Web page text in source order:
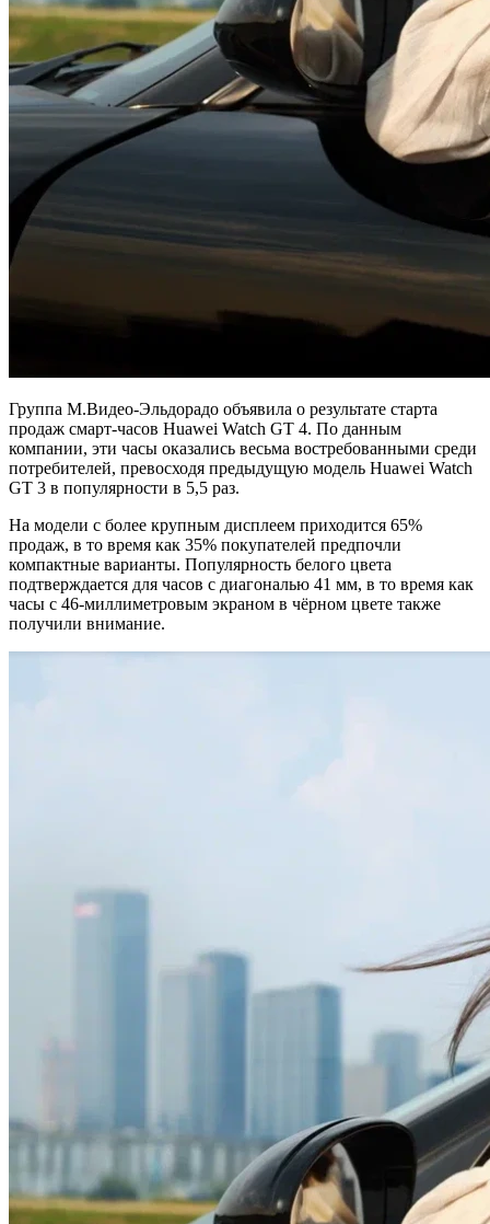
Группа М.Видео-Эльдорадо объявила о результате старта
продаж смарт-часов Huawei Watch GT 4. По данным
компании, эти часы оказались весьма востребованными среди
потребителей, превосходя предыдущую модель Huawei Watch
GT 3 в популярности в 5,5 раз.
На модели с более крупным дисплеем приходится 65%
продаж, в то время как 35% покупателей предпочли
компактные варианты. Популярность белого цвета
подтверждается для часов с диагональю 41 мм, в то время как
часы с 46-миллиметровым экраном в чёрном цвете также
получили внимание.